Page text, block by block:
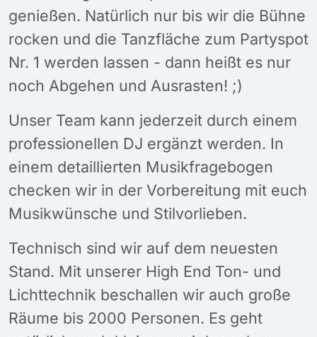
genießen. Natürlich nur bis wir die Bühne
rocken und die Tanzfläche zum Partyspot
Nr. 1 werden lassen - dann heißt es nur
noch Abgehen und Ausrasten! ;)
Unser Team kann jederzeit durch einem
professionellen DJ ergänzt werden. In
einem detaillierten Musikfragebogen
checken wir in der Vorbereitung mit euch
Musikwünsche und Stilvorlieben.
Technisch sind wir auf dem neuesten
Stand. Mit unserer High End Ton- und
Lichttechnik beschallen wir auch große
Räume bis 2000 Personen. Es geht